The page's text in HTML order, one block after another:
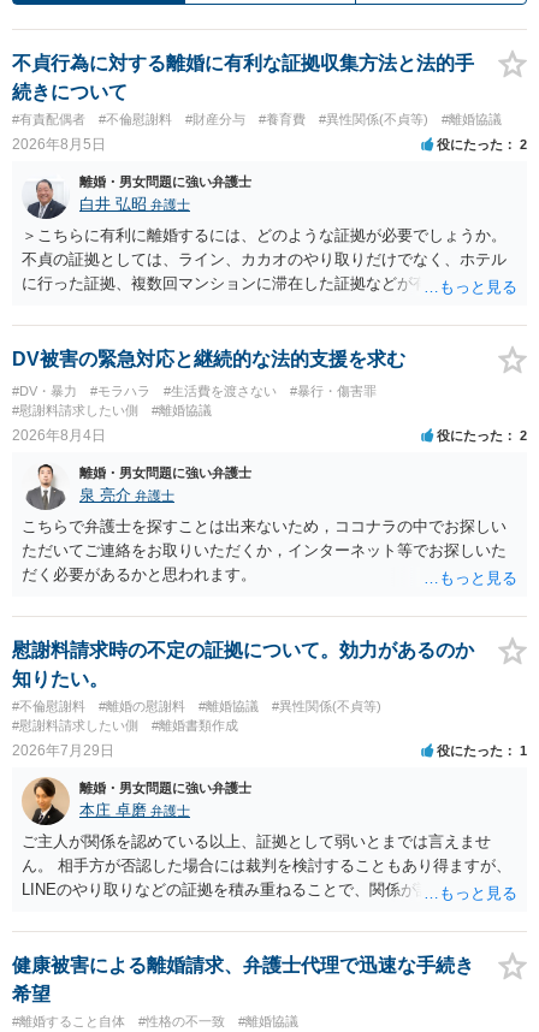
不貞行為に対する離婚に有利な証拠収集方法と法的手
続きについて
#有責配偶者 #不倫慰謝料 #財産分与 #養育費 #異性関係(不貞等) #離婚協議
2026年8月5日 役にたった 2
離婚・男女問題に強い弁護士
白井 弘昭 弁護士
＞こちらに有利に離婚するには、どのような証拠が必要でしょうか。
不貞の証拠としては、ライン、カカオのやり取りだけでなく、ホテル
に行った証拠、複数回マンションに滞在した証拠などが有効です。 不
婚する、慰謝料をとるなど）ことができると思われます。 ただし、不
貞発覚後、長期間同居を続けると、不貞を許したとの評価につながる
DV被害の緊急対応と継続的な法的支援を求む
#DV・暴力 #モラハラ #生活費を渡さない
#暴行・傷害罪
#慰謝料請求したい側
#離婚協議
2026年8月4日 役にたった 2
離婚・男女問題に強い弁護士
泉 亮介 弁護士
こちらで弁護士を探すことは出来ないため，ココナラの中でお探しい
ただいてご連絡をお取りいただくか，インターネット等でお探しいた
だく必要があるかと思われます。
慰謝料請求時の不定の証拠について。効力があるのか
知りたい。
#不倫慰謝料 #離婚の慰謝料 #離婚協議
#異性関係(不貞等)
#慰謝料請求したい側
#離婚書類作成
2026年7月29日 役にたった 1
離婚・男女問題に強い弁護士
本庄 卓磨 弁護士
ご主人が関係を認めている以上、証拠として弱いとまでは言えませ
ん。 相手方が否認した場合には裁判を検討することもあり得ますが、
LINEのやり取りなどの証拠を積み重ねることで、関係が認定される余
個別の事情によりますので、お早めに弁護士に相談されることをおす
すめします。
健康被害による離婚請求、弁護士代理で迅速な手続き
希望
#離婚すること自体 #性格の不一致 #離婚協議